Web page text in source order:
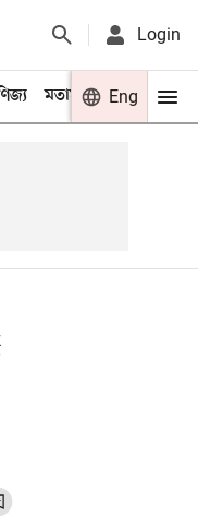
Login
মতামত খেলা
Eng